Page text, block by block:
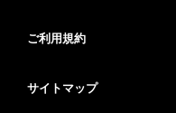
ご利用規約
サイトマップ